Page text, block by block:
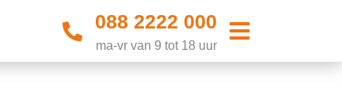
088 2222 000
ma-vr van 9 tot 18 uur